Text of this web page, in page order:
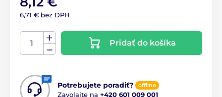
6,71 € bez DPH
Pridať do košíka
Potrebujete poradiť? offline
Zavolajte na +420 601 009 001